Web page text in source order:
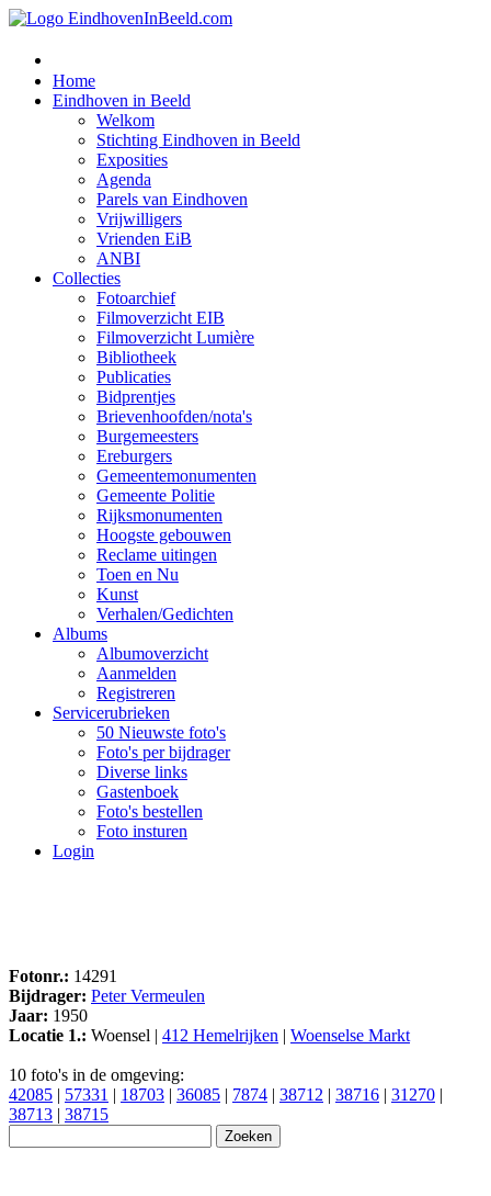
Home
Eindhoven in Beeld
Welkom
Stichting Eindhoven in Beeld
Exposities
Agenda
Parels van Eindhoven
Vrijwilligers
Vrienden EiB
ANBI
Collecties
Fotoarchief
Filmoverzicht EIB
Filmoverzicht Lumière
Bibliotheek
Publicaties
Bidprentjes
Brievenhoofden/nota's
Burgemeesters
Ereburgers
Gemeentemonumenten
Gemeente Politie
Rijksmonumenten
Hoogste gebouwen
Reclame uitingen
Toen en Nu
Kunst
Verhalen/Gedichten
Albums
Albumoverzicht
Aanmelden
Registreren
Servicerubrieken
50 Nieuwste foto's
Foto's per bijdrager
Diverse links
Gastenboek
Foto's bestellen
Foto insturen
Login
Fotonr.: 14291
Bijdrager: Peter Vermeulen
Jaar: 1950
Locatie 1.: Woensel | 412 Hemelrijken | Woenselse Markt
10 foto's in de omgeving:
42085 | 57331 | 18703 | 36085 | 7874 | 38712 | 38716 | 31270 |
38713 | 38715